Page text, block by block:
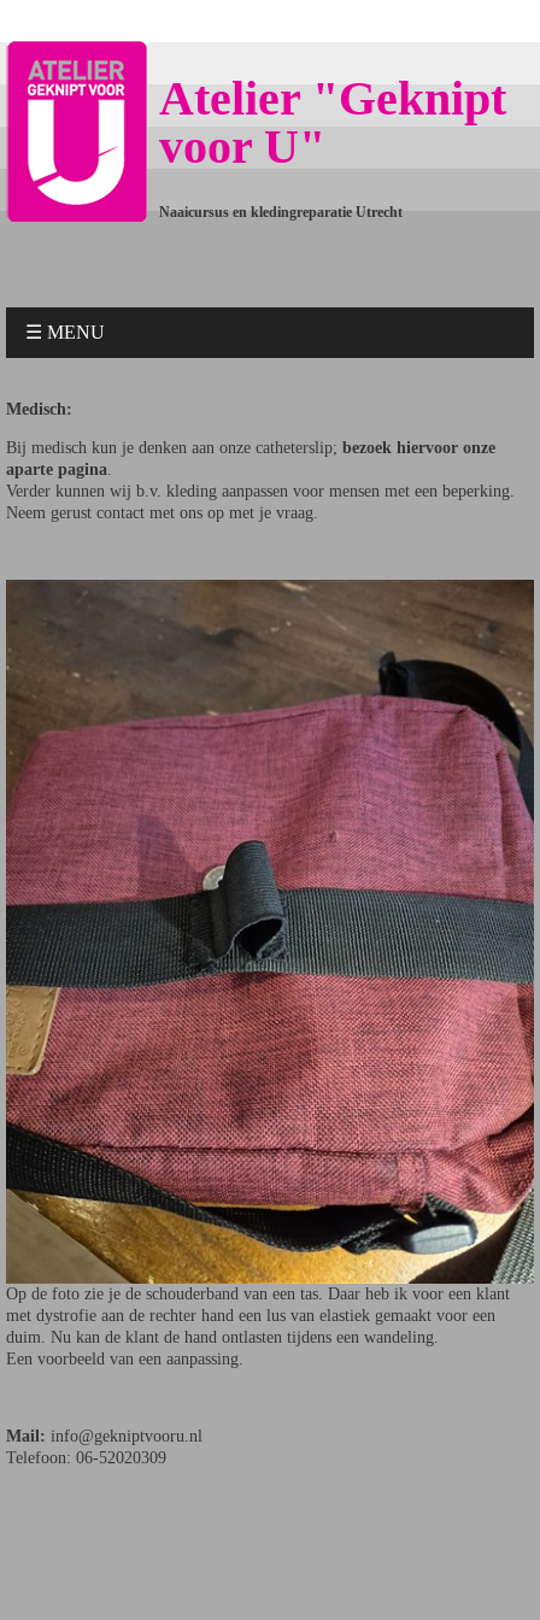
Atelier "Geknipt
voor U"
Naaicursus en kledingreparatie Utrecht
☰ MENU
Medisch:
Bij medisch kun je denken aan onze catheterslip; bezoek hiervoor onze
aparte pagina.
Verder kunnen wij b.v. kleding aanpassen voor mensen met een beperking.
Neem gerust contact met ons op met je vraag.
Op de foto zie je de schouderband van een tas. Daar heb ik voor een klant
met dystrofie aan de rechter hand een lus van elastiek gemaakt voor een
duim. Nu kan de klant de hand ontlasten tijdens een wandeling.
Een voorbeeld van een aanpassing.
Mail: info@gekniptvooru.nl
Telefoon: 06-52020309